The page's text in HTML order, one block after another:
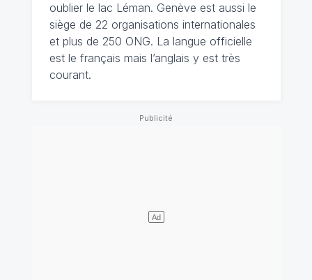
oublier le lac Léman. Genève est aussi le
siège de 22 organisations internationales
et plus de 250 ONG. La langue officielle
est le français mais l’anglais y est très
courant.